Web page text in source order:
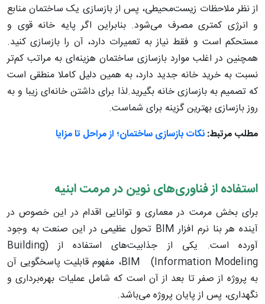
از نظر ملاحظات زیست‌محیطی، پس از بازسازی یک ساختمان منابع
و انرژی کمتری مصرف می‌شود. بنابراین اگر پایه خانه قوی و
مستحکم است و فقط نیاز به تعمیرات دارد، آن را بازسازی کنید.
همچنین در اغلب موارد بازسازی ساختمان هزینه‌ای به مراتب کم‌تر
نسبت به خرید خانه جدید دارد، به همین دلیل کاملا منطقی است
که تصمیم به بازسازی خانه بگیرید.لذا برای داشتن خانه‌ای زیبا و به
روز بازسازی بهترین گزینه برای شماست.
مطلب مرتبط:نکات بازسازی ساختمان؛ از مراحل تا مزایا
استفاده از فناوری‌های نوین در مرمت ابنیه
برای بخش مرمت در معماری و توانایی اقدام در این خصوص در
آینده هر بنا نرم افزار BIM تحول عظیمی در این صنعت به وجود
آورده است. یکی از جذابیت‌های استفاده از (Building
Information Modeling) BIM، مفهوم قابلیت پاسخگویی آن
به پروژه از صفر تا بعد از آن است که شامل عملیات بهره‌برداری و
نگهداری، پس از پایان پروژه می‌باشد.